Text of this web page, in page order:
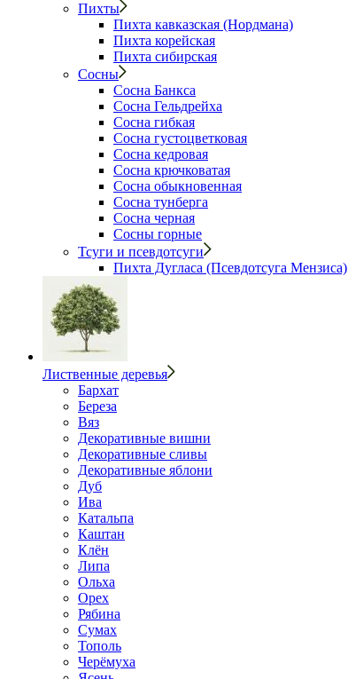
Пихты
Пихта кавказская (Нордмана)
Пихта корейская
Пихта сибирская
Сосны
Сосна Банкса
Сосна Гельдрейха
Сосна гибкая
Сосна густоцветковая
Сосна кедровая
Сосна крючковатая
Сосна обыкновенная
Сосна тунберга
Сосна черная
Сосны горные
Тсуги и псевдотсуги
Пихта Дугласа (Псевдотсуга Мензиса)
Лиственные деревья
Бархат
Береза
Вяз
Декоративные вишни
Декоративные сливы
Декоративные яблони
Дуб
Ива
Катальпа
Каштан
Клён
Липа
Ольха
Орех
Рябина
Сумах
Тополь
Черёмуха